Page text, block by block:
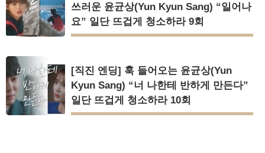
쓰러운 윤균상(Yun Kyun Sang) “일어나
요” 일단 뜨겁게 청소하라 9회
[직진 엔딩] 훅 들어오는 윤균상(Yun
Kyun Sang) “너 나한테 반하게 만든다”
일단 뜨겁게 청소하라 10회